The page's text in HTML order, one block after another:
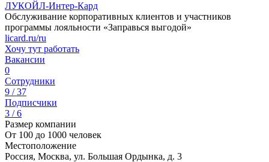
ЛУКОЙЛ-Интер-Кард
Обслуживание корпоративных клиентов и участников
программы лояльности «Заправься выгодой»
licard.ru/ru
Хочу тут работать
Вакансии
0
Сотрудники
9 / 37
Подписчики
3 / 6
Размер компании
От 100 до 1000 человек
Местоположение
Россия, Москва, ул. Большая Ордынка, д. 3